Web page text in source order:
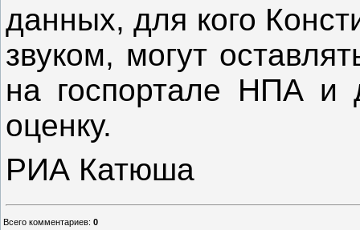
данных, для кого
звуком, могут
на госпортале НПА и
оценку.
РИА Катюша
Всего комментариев: 0